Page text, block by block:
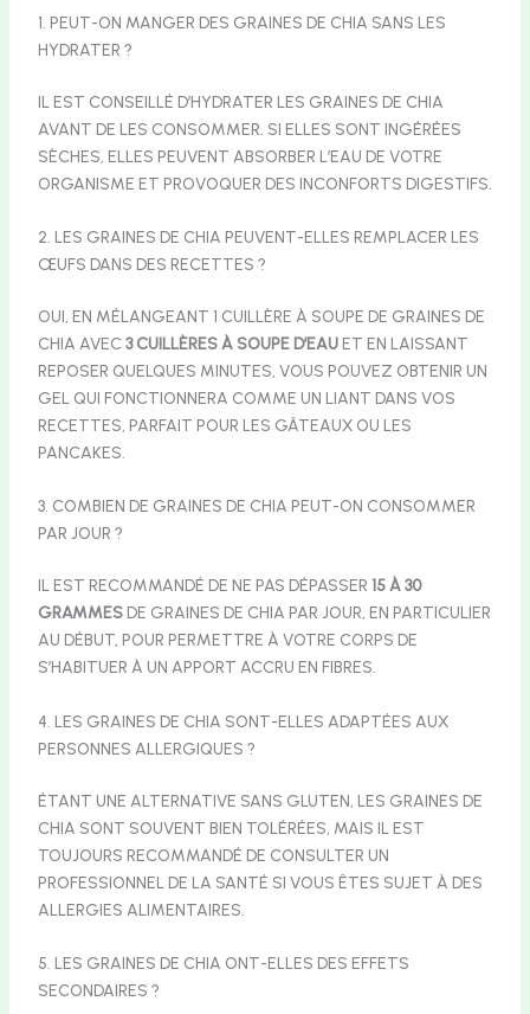
1. PEUT-ON MANGER DES GRAINES DE CHIA SANS LES
HYDRATER ?
IL EST CONSEILLÉ D’HYDRATER LES GRAINES DE CHIA
AVANT DE LES CONSOMMER. SI ELLES SONT INGÉRÉES
SÈCHES, ELLES PEUVENT ABSORBER L’EAU DE VOTRE
ORGANISME ET PROVOQUER DES INCONFORTS DIGESTIFS.
2. LES GRAINES DE CHIA PEUVENT-ELLES REMPLACER LES
ŒUFS DANS DES RECETTES ?
OUI, EN MÉLANGEANT 1 CUILLÈRE À SOUPE DE GRAINES DE
CHIA AVEC 3 CUILLÈRES À SOUPE D’EAUET EN LAISSANT
REPOSER QUELQUES MINUTES, VOUS POUVEZ OBTENIR UN
GEL QUI FONCTIONNERA COMME UN LIANT DANS VOS
RECETTES, PARFAIT POUR LES GÂTEAUX OU LES
PANCAKES.
3. COMBIEN DE GRAINES DE CHIA PEUT-ON CONSOMMER
PAR JOUR ?
IL EST RECOMMANDÉ DE NE PAS DÉPASSER 15 À 30
GRAMMESDE GRAINES DE CHIA PAR JOUR, EN PARTICULIER
AU DÉBUT, POUR PERMETTRE À VOTRE CORPS DE
S’HABITUER À UN APPORT ACCRU EN FIBRES.
4. LES GRAINES DE CHIA SONT-ELLES ADAPTÉES AUX
PERSONNES ALLERGIQUES ?
ÉTANT UNE ALTERNATIVE SANS GLUTEN, LES GRAINES DE
CHIA SONT SOUVENT BIEN TOLÉRÉES, MAIS IL EST
TOUJOURS RECOMMANDÉ DE CONSULTER UN
PROFESSIONNEL DE LA SANTÉ SI VOUS ÊTES SUJET À DES
ALLERGIES ALIMENTAIRES.
5. LES GRAINES DE CHIA ONT-ELLES DES EFFETS
SECONDAIRES ?